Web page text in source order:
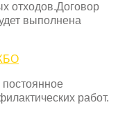
отходов.Договор
выполнена
работ.